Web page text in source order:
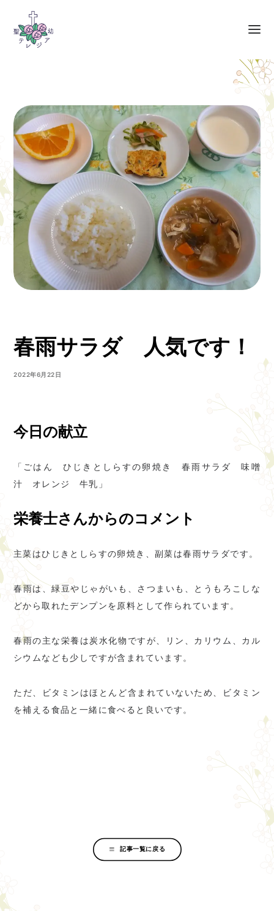
春雨サラダ 人気です！
2022年6月22日
今日の献立
「ごはん ひじきとしらすの卵焼き 春雨サラダ 味噌
汁 オレンジ 牛乳」
栄養士さんからのコメント
主菜はひじきとしらすの卵焼き、副菜は春雨サラダです。
春雨は、緑豆やじゃがいも、さつまいも、とうもろこしな
どから取れたデンプンを原料として作られています。
春雨の主な栄養は炭水化物ですが、リン、カリウム、カル
シウムなども少しですが含まれています。
ただ、ビタミンはほとんど含まれていないため、ビタミン
を補える食品と一緒に食べると良いです。
記事一覧に戻る